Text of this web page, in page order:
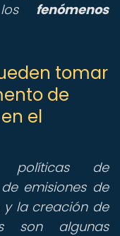
fenómenos
tomar
de
el
políticas de
emisiones de
y la creación de
son algunas